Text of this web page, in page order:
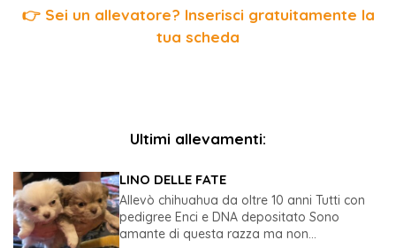
👉 Sei un allevatore? Inserisci gratuitamente la
tua scheda
Ultimi allevamenti:
LINO DELLE FATE
Allevò chihuahua da oltre 10 anni Tutti con
pedigree Enci e DNA depositato Sono
amante di questa razza ma non...